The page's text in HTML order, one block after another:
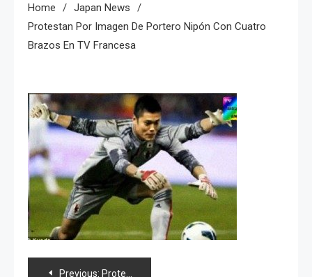
Home
Japan News
Protestan Por Imagen De Portero Nipón Con Cuatro
Brazos En TV Francesa
Previous: Protestan por imagen de portero nipón con cuatro brazos en TV francesa